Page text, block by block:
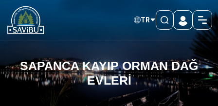
TR
SAPANCA KAYIP ORMAN DAĞ
EVLERİ